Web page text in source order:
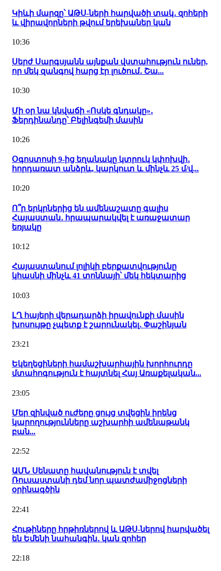
Կիևի մարզը՝ ԱԹՍ-ների հարվածի տակ․ զոհերի
և վիրավորների թվում երեխաներ կան
10:36
Սերժ Սարգսյանն այնքան վստահություն ուներ,
որ մեկ զանգով հարց էր լուծում․ Շա...
10:30
Մի օր նա կնվաճի «Ոսկե գնդակը»․
Ֆերդինանդը՝ Բելինգեմի մասին
10:26
Օգոստոսի 9-ից եղանակը կտրուկ կփոխվի․
հորդառատ անձրև, կարկուտ և մինչև 25 մ/վ...
10:20
Ո՞ր երկրներից են ամենաշատը գալիս
Հայաստան․ հրապարակվել է առաջատար
եռյակը
10:12
Հայաստանում լոլիկի բերքատվությունը
կհասնի մինչև 41 տոննայի՝ մեկ հեկտարից
10:03
ԼՂ հայերի վերադարձի իրավունքի մասին
խոսույթը չպետք է շարունակել․ Փաշինյան
23:21
Եկեղեցիների համաշխարհային խորհուրդը
մտահոգություն է հայտնել Հայ Առաքելական...
23:05
Մեր զինված ուժերը ցույց տվեցին իրենց
կարողությունները աշխարհի ամենաթանկ
բան...
22:52
ԱՄՆ Սենատը հավանություն է տվել
Ռուսաստանի դեմ նոր պատժամիջոցների
օրինագծին
22:41
Հութիները հրթիռներով և ԱԹՍ-ներով հարվածել
են Եմենի նահանգին․ կան զոհեր
22:18